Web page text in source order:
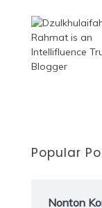
Popular
Nonton